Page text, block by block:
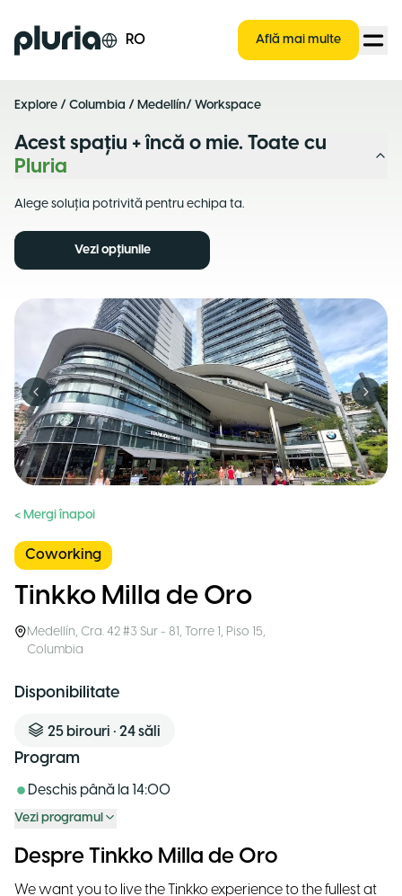
Logo Pluria RO Află mai multe
Explore / Columbia / Medellín/ Workspace
Acest spațiu + încă o mie. Toate cu
Pluria
Alege soluția potrivită pentru echipa ta.
Vezi opțiunile
Previous slide Next
< Mergi înapoi
Coworking
Tinkko Milla de Oro
Medellín, Cra. 42 #3 Sur - 81, Torre 1, Piso 15,
Columbia
Disponibilitate
25 birouri • 24săli
Program
Deschis până la 14:00
Vezi programul
Despre Tinkko Milla de Oro
We want you to live the Tinkko experience to the fullest at